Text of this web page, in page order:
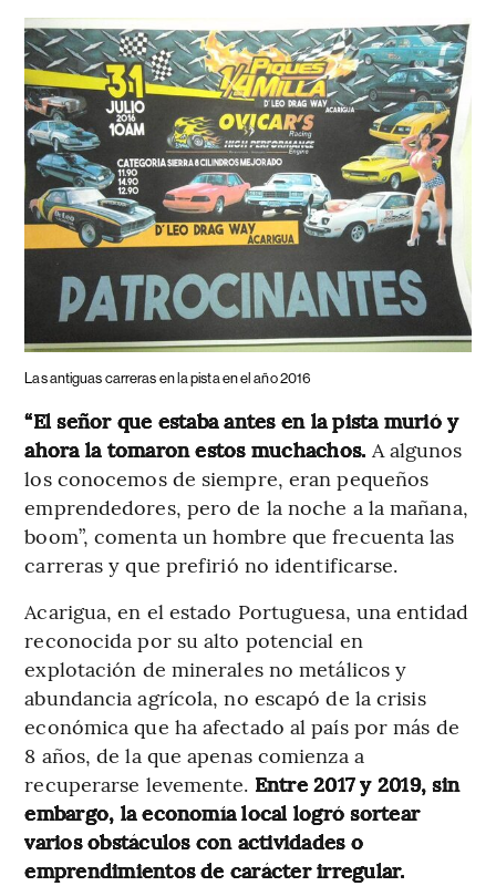
Las antiguas carreras en la pista en el año 2016
“El señor que estaba antes en la pista murió y
ahora la tomaron estos muchachos. A algunos
los conocemos de siempre, eran pequeños
emprendedores, pero de la noche a la mañana,
boom”, comenta un hombre que frecuenta las
carreras y que prefirió no identificarse.
Acarigua, en el estado Portuguesa, una entidad
reconocida por su alto potencial en
explotación de minerales no metálicos y
abundancia agrícola, no escapó de la crisis
económica que ha afectado al país por más de
8 años, de la que apenas comienza a
recuperarse levemente. Entre 2017 y 2019, sin
embargo, la economía local logró sortear
varios obstáculos con actividades o
emprendimientos de carácter irregular.